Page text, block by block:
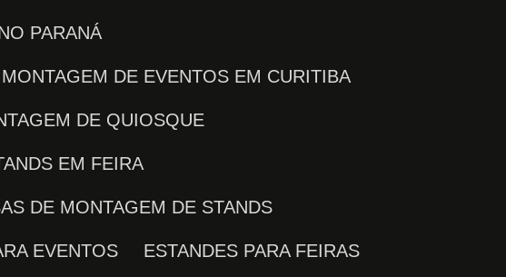
PARANÁ
MONTAGEM DE EVENTOS EM CURITIBA
DE QUIOSQUE
EM FEIRA
DE MONTAGEM DE STANDS
EVENTOS ESTANDES PARA FEIRAS